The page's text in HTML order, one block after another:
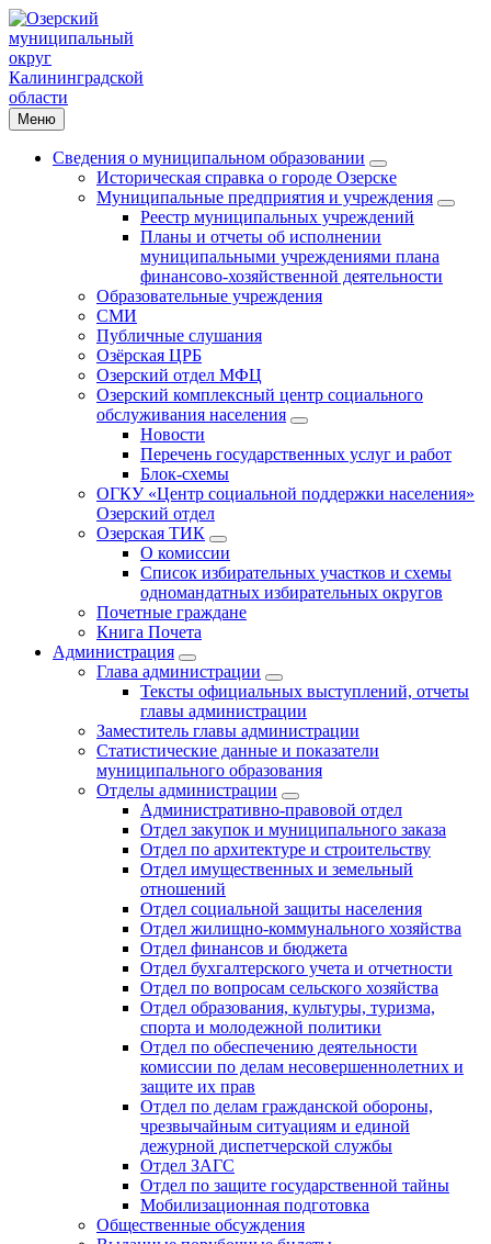
Меню
Сведения о муниципальном образовании
Историческая справка о городе Озерске
Муниципальные предприятия и учреждения
Реестр муниципальных учреждений
Планы и отчеты об исполнении
муниципальными учреждениями плана
финансово-хозяйственной деятельности
Образовательные учреждения
СМИ
Публичные слушания
Озёрская ЦРБ
Озерский отдел МФЦ
Озерский комплексный центр социального
обслуживания населения
Новости
Перечень государственных услуг и работ
Блок-схемы
ОГКУ «Центр социальной поддержки населения»
Озерский отдел
Озерская ТИК
О комиссии
Список избирательных участков и схемы
одномандатных избирательных округов
Почетные граждане
Книга Почета
Администрация
Глава администрации
Тексты официальных выступлений, отчеты
главы администрации
Заместитель главы администрации
Статистические данные и показатели
муниципального образования
Отделы администрации
Административно-правовой отдел
Отдел закупок и муниципального заказа
Отдел по архитектуре и строительству
Отдел имущественных и земельный
отношений
Отдел социальной защиты населения
Отдел жилищно-коммунального хозяйства
Отдел финансов и бюджета
Отдел бухгалтерского учета и отчетности
Отдел по вопросам сельского хозяйства
Отдел образования, культуры, туризма,
спорта и молодежной политики
Отдел по обеспечению деятельности
комиссии по делам несовершеннолетних и
защите их прав
Отдел по делам гражданской обороны,
чрезвычайным ситуациям и единой
дежурной диспетчерской службы
Отдел ЗАГС
Отдел по защите государственной тайны
Мобилизационная подготовка
Общественные обсуждения